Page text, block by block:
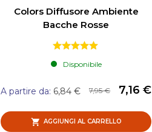
Colors Diffusore Ambiente
Bacche Rosse
Disponibile
7,16 €
7,95 €
A partire da 6,84 €
AGGIUNGI AL CARRELLO